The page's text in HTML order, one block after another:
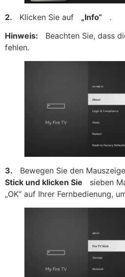
2. Klicken Sie auf „Info“ .
Hinweis: Beachten Sie, dass
fehlen.
3. Bewegen Sie den
Stick und klicken Sie sieben
„OK“ auf Ihrer Fernbedienung,